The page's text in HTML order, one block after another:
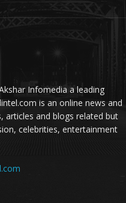
Infomedia a leading
is an online news and
articles and blogs related but
celebrities, entertainment